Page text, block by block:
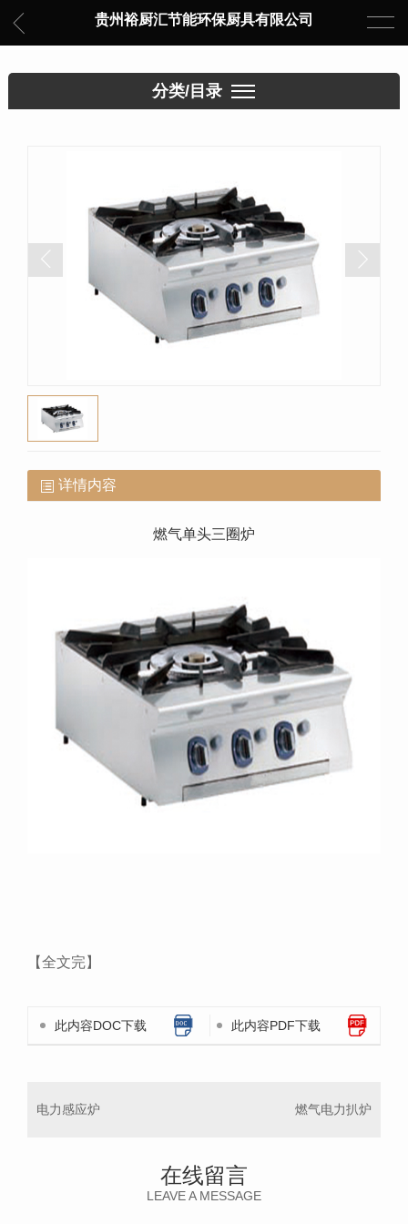
贵州裕厨汇节能环保厨具有限公司
分类/目录
详情内容
燃气单头三圈炉
【全文完】
此内容DOC下载 此内容PDF下载
电力感应炉 燃气电力扒炉
在线留言
LEAVE A MESSAGE